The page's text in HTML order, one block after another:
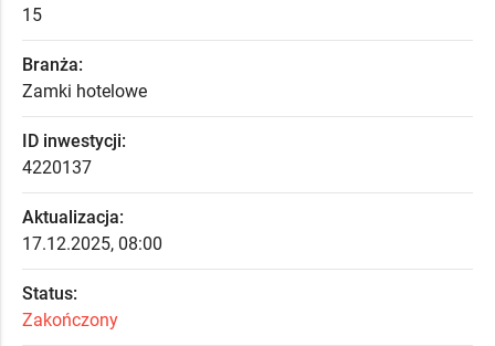
15
Branża:
Zamki hotelowe
ID inwestycji:
4220137
Aktualizacja:
17.12.2025, 08:00
Status:
Zakończony